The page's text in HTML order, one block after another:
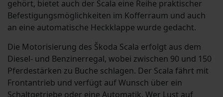
gehört, bietet auch der Scala eine Reihe praktischer
Befestigungsmöglichkeiten im Kofferraum und auch
an eine automatische Heckklappe wurde gedacht.
Die Motorisierung des Škoda Scala erfolgt aus dem
Diesel- und Benzinerregal, wobei zwischen 90 und 150
Pferdestärken zu Buche schlagen. Der Scala fährt mit
Frontantrieb und verfügt auf Wunsch über ein
Schaltgetriebe oder eine Automatik. Wer Lust auf